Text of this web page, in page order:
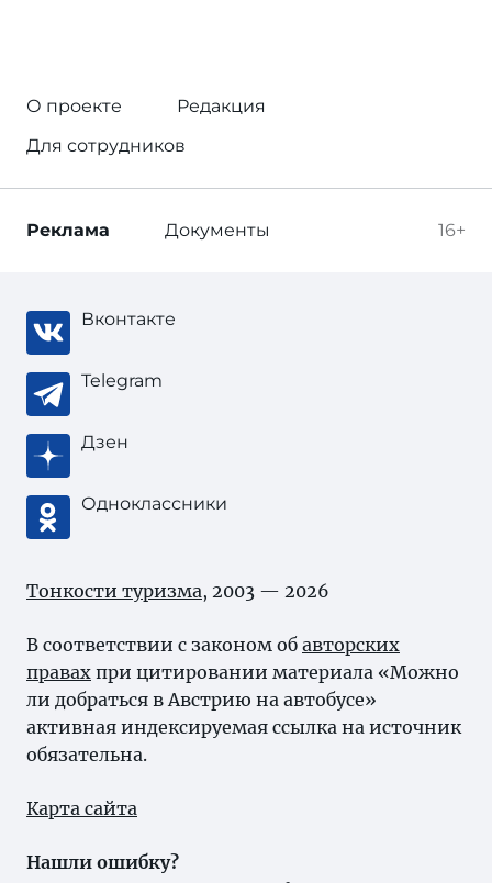
О проекте
Редакция
Для сотрудников
16+
Реклама Документы
Вконтакте
Telegram
Дзен
Одноклассники
Тонкости туризма, 2003 — 2026
В соответствии с законом об авторских
правах при цитировании материала «Можно
ли добраться в Австрию на автобусе»
активная индексируемая ссылка на источник
обязательна.
Карта сайта
Нашли ошибку?